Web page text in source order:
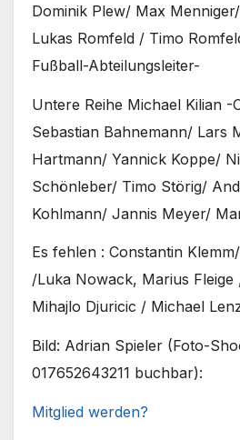
Dominik Plew/ Max
Lukas Romfeld / Timo
Fußball-Abteilungsleiter-
Untere Reihe Michael Kilian -
Sebastian Bahnemann/ Lars
Hartmann/ Yannick Koppe/
Schönleber/ Timo Störig/
Kohlmann/ Jannis Meyer/
Es fehlen : Constantin
/Luka Nowack, Marius Fleige
Mihajlo Djuricic / Michael
Bild: Adrian Spieler (Foto-
017652643211 buchbar):
Mitglied werden?